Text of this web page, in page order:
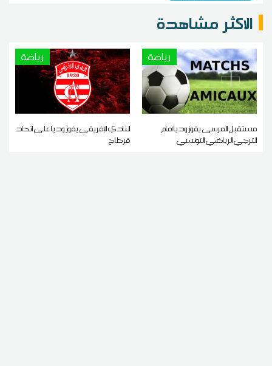
الاكثر مشاهدة
رياضة
مستقبل المرسى يفوز وديا أمام
الترجي الرياضي التونسي
رياضة
النادي الإفريقي يفوز وديا على اتحاد
قرطاج